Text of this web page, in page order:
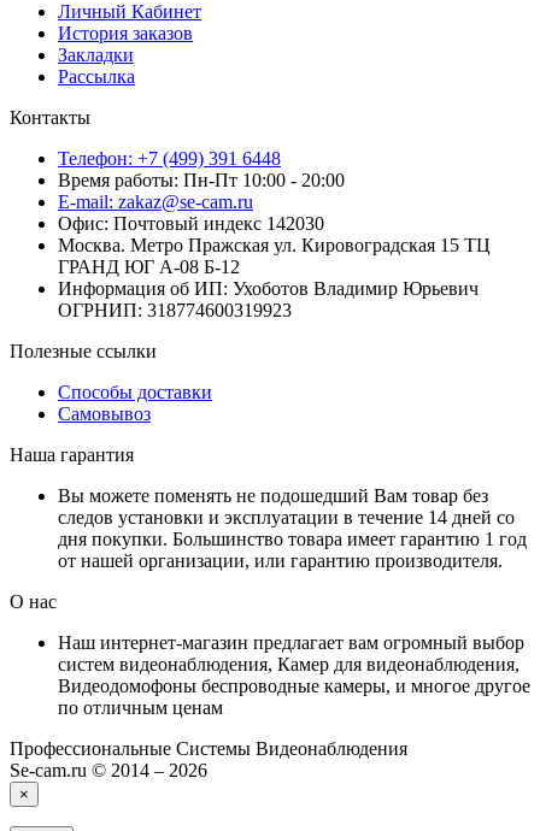
Личный Кабинет
История заказов
Закладки
Рассылка
Контакты
Телефон: +7 (499) 391 6448
Время работы: Пн-Пт 10:00 - 20:00
E-mail: zakaz@se-cam.ru
Офис: Почтовый индекс 142030
Москва. Метро Пражская ул. Кировоградская 15 ТЦ
ГРАНД ЮГ А-08 Б-12
Информация об ИП: Ухоботов Владимир Юрьевич
ОГРНИП: 318774600319923
Полезные ссылки
Способы доставки
Самовывоз
Наша гарантия
Вы можете поменять не подошедший Вам товар без
следов установки и эксплуатации в течение 14 дней со
дня покупки. Большинство товара имеет гарантию 1 год
от нашей организации, или гарантию производителя.
О нас
Наш интернет-магазин предлагает вам огромный выбор
систем видеонаблюдения, Камер для видеонаблюдения,
Видеодомофоны беспроводные камеры, и многое другое
по отличным ценам
Профессиональные Системы Видеонаблюдения
Se-cam.ru © 2014 – 2026
×